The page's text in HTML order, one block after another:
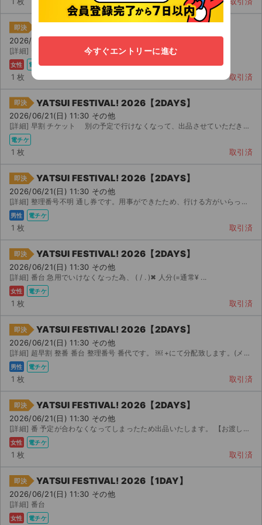
即決
2026/06/21(日) 11:30 その他
[詳細] 〜 【 / : で締め切ります】 やついフェスの チケットです ...
女性 電チケ
1 枚 取引済
即決 YATSUI FESTIVAL! 2026【2DAYS】
2026/06/21(日) 11:30 その他
[詳細] 早割 チケット 別の予定で行けなくなって、出品させていただきます。 月 日からダ...
電チケ
1 枚 取引済
即決 YATSUI FESTIVAL! 2026【2DAYS】
2026/06/21(日) 11:30 その他
[詳細] 整理番号不明 通し券です。用事ができたため、行ける方がいらっしゃればお譲りします。
男性 電チケ
1 枚 取引済
即決 YATSUI FESTIVAL! 2026【2DAYS】
2026/06/21(日) 11:30 その他
[詳細] 番台 急用でいけなくなった為、 ( / . )✖︎ 人分(=通常¥ ...
女性 電チケ
1 枚 取引済
即決 YATSUI FESTIVAL! 2026【2DAYS】
2026/06/21(日) 11:30 その他
[詳細] 超早割 整番 番台 整理番号 番代です。 ￼ +にて分配致します。(メール...
男性 電チケ
1 枚 取引済
即決 YATSUI FESTIVAL! 2026【2DAYS】
2026/06/21(日) 11:30 その他
[詳細] 番 予定が合わなくなってしまったため出品いたします。 【お渡し方法】 電子チケッ...
女性 電チケ
1 枚 取引済
即決 YATSUI FESTIVAL! 2026【1DAY】
2026/06/21(日) 11:30 その他
[詳細] 番台
女性 電チケ
今すぐエントリーに進む